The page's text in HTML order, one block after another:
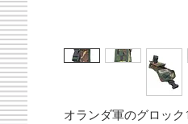
オランダ軍のグロック